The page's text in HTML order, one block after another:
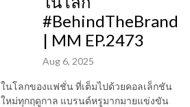
#BehindTheBrand
| MM EP.2473
Aug 6, 2025
ในโลกของแฟชั่น ที่เต็มไปด้วยคอลเล็กชัน
ใหม่ทุกฤดูกาล แบรนด์หรูมากมายแข่งขัน